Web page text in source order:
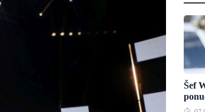
Šef